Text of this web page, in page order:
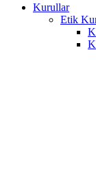
Kurullar
Etik